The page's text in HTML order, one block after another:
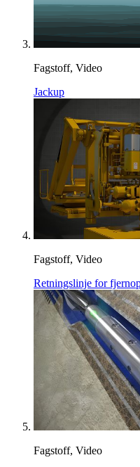
Fagstoff, Video
Jackup
Fagstoff, Video
Retningslinje for
Fagstoff, Video